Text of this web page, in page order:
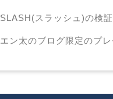
SLASH(スラッシュ)の検証
エン太のブログ限定のプレ